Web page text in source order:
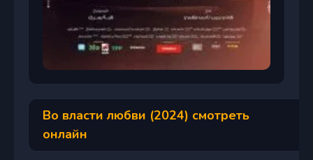
Во власти любви (2024) смотреть
онлайн